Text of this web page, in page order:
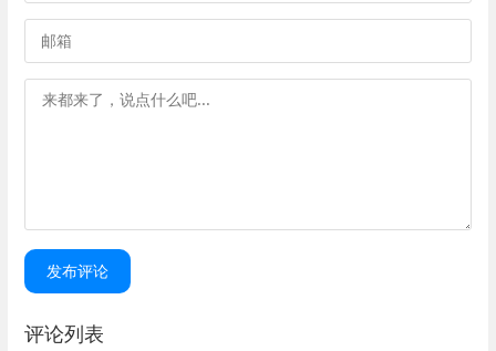
发布评论
评论列表